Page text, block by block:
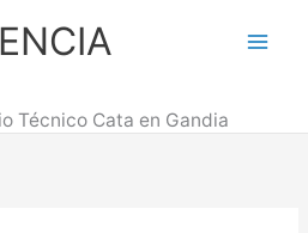
Técnico Cata en Gandia